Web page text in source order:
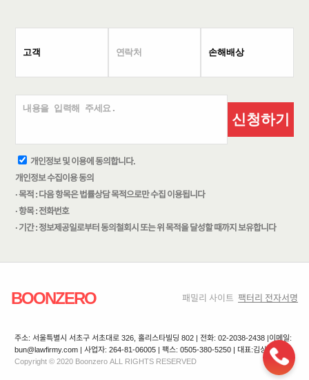
신청하기
개인정보 및 이용에 동의합니다.
개인정보 수집이용 동의
· 목적 : 다음 항목은 법률상담 목적으로만 수집 이용됩니다
· 항목 : 전화번호
· 기간 : 정보제공일로부터 동의철회시 또는 위 목적을 달성할 때까지 보유합니다
BOONZERO 패밀리 사이트 팩터리 전자서명
주소: 서울특별시 서초구 서초대로 326, 홀리스타빌딩 802 | 전화: 02-2038-2438 |이메일:
bun@lawfirmy.com | 사업자: 264-81-06005 | 팩스: 0505-380-5250 | 대표:김상겸
Copyright © 2020 Boonzero ALL RIGHTS RESERVED